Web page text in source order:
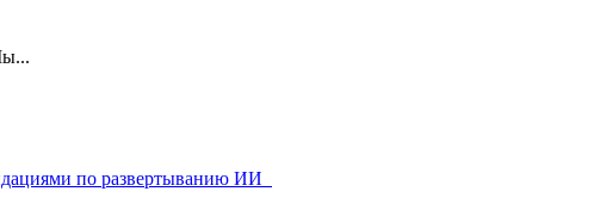
по развертыванию ИИ